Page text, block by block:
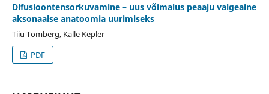
Difusioontensorkuvamine – uus võimalus peaaju valgeaine
aksonaalse anatoomia uurimiseks
Tiiu Tomberg, Kalle Kepler
PDF